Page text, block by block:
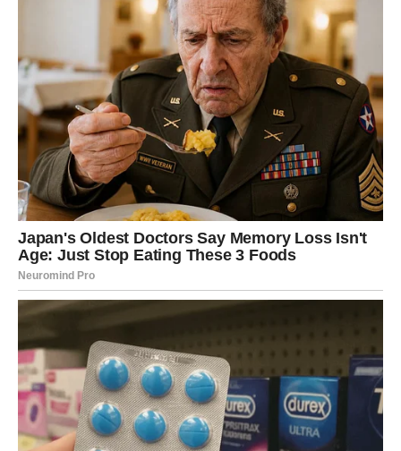
BLIZANCI
Zadnji dani januara za Blizance donose mentalno
razjašnjenje. Kao da se u tvojoj glavi konačno slažu
kockice koje su tokom meseca bile razbacane. Shvataš da
nisi bio zbunjen bez razloga – već zato što si imao
previše informacija, a premalo unutrašnje tišine.
U odnosima, sada vidiš ko te zaista sluša, a ko samo čeka
svoj red da govori. Ako si u vezi, kraj januara donosi
razgovor koji razjašnjava nesporazume, ali i pokazuje
koliko ste zaista usklađeni. Slobodni Blizanci mogu
shvatiti da ih privlači osoba koja ih mentalno izaziva, ali i
emotivno smiruje.
Na poslovnom planu, ovi dani donose dobru priliku da se
završi nešto započeto ranije. Nije vreme za nove
projekte, već zazatvaranje krugova.